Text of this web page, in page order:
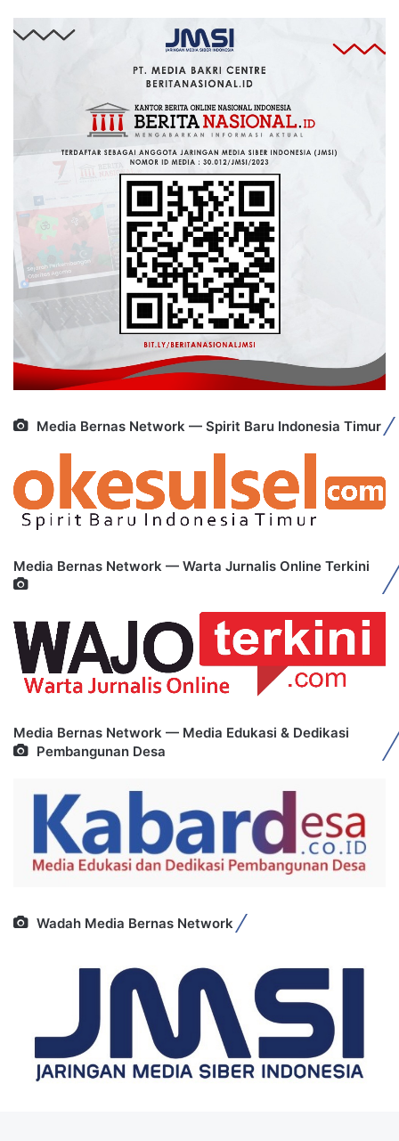
Media Bernas Network — Spirit Baru Indonesia Timur
Media Bernas Network — Warta Jurnalis Online Terkini
Media Bernas Network — Media Edukasi & Dedikasi
Pembangunan Desa
Wadah Media Bernas Network